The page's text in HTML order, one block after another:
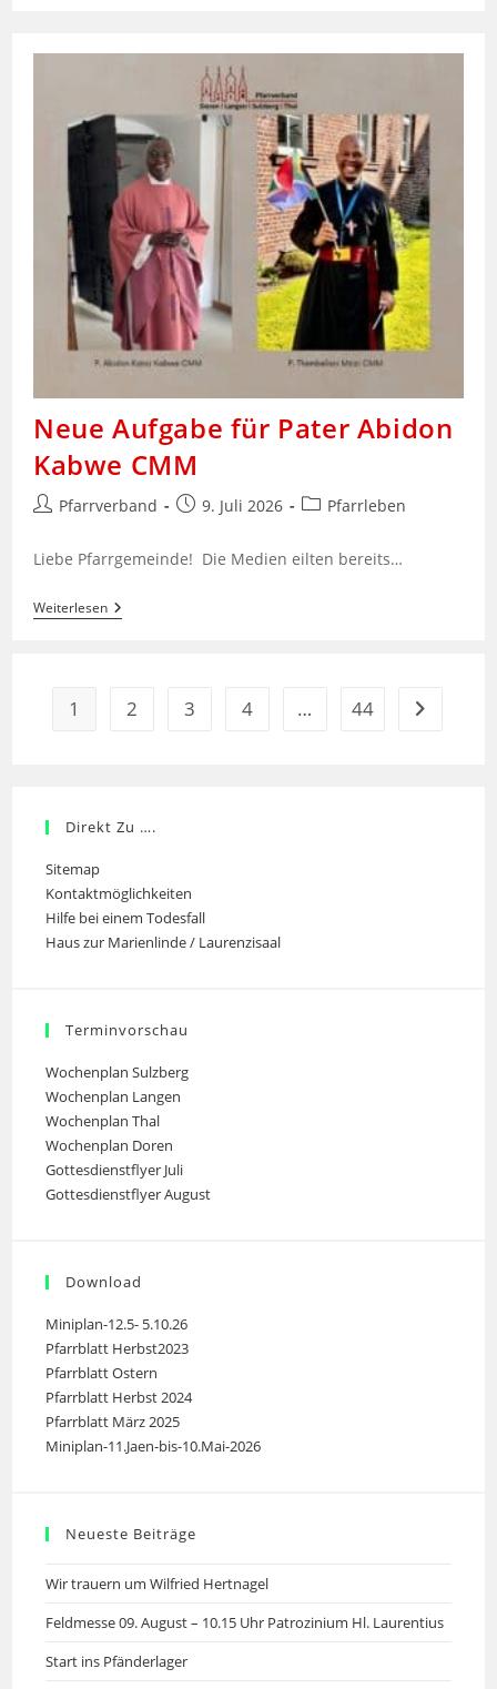
Im
Sonntagsgottesdienst
Neue Aufgabe für Pater Abidon
Kabwe CMM
Beitrags-
Pfarrverband
Beitrag9. Juli 2026
Beitrags-
Pfarrleben
Liebe Pfarrgemeinde! Die Medien eilten bereits…
WeiterlesenNeue
Aufgabe
CMM
1 2 3 4 … 44 Gehe zur
Direkt Zu ….
Sitemap
Kontaktmöglichkeiten
Hilfe bei einem Todesfall
Haus zur Marienlinde / Laurenzisaal
Terminvorschau
Wochenplan Sulzberg
Wochenplan Langen
Wochenplan Thal
Wochenplan Doren
Gottesdienstflyer Juli
Gottesdienstflyer August
Download
Miniplan-12.5- 5.10.26
Pfarrblatt Herbst2023
Pfarrblatt Ostern
Pfarrblatt Herbst 2024
Pfarrblatt März 2025
Miniplan-11.Jaen-bis-10.Mai-2026
Neueste Beiträge
Wir trauern um Wilfried Hertnagel
Feldmesse 09. August – 10.15 Uhr Patrozinium Hl. Laurentius
Start ins Pfänderlager